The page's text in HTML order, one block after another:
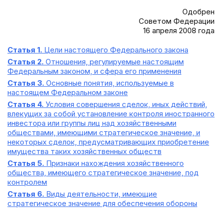
Одобрен
Советом Федерации
16 апреля 2008 года
Статья 1. Цели настоящего Федерального закона
Статья 2. Отношения, регулируемые настоящим
Федеральным законом, и сфера его применения
Статья 3. Основные понятия, используемые в
настоящем Федеральном законе
Статья 4. Условия совершения сделок, иных действий,
влекущих за собой установление контроля иностранного
инвестора или группы лиц над хозяйственными
обществами, имеющими стратегическое значение, и
некоторых сделок, предусматривающих приобретение
имущества таких хозяйственных обществ
Статья 5. Признаки нахождения хозяйственного
общества, имеющего стратегическое значение, под
контролем
Статья 6. Виды деятельности, имеющие
стратегическое значение для обеспечения обороны